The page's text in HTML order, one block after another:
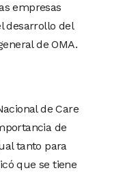
empresas
desarrollo del
de OMA.
de Care
de
tanto para
que se tiene